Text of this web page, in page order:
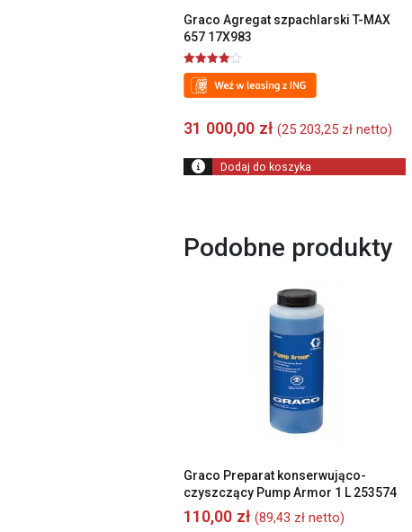
Graco Agregat szpachlarski T-MAX
657 17X983
Oceniono
4.00
na 5
31 000,00 zł (25 203,25 zł netto)
Dodaj do koszyka
Podobne produkty
Graco Preparat konserwująco-
czyszczący Pump Armor 1 L 253574
110,00 zł (89,43 zł netto)